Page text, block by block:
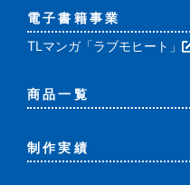
電子書籍事業
TLマンガ「ラブモヒート」
商品一覧
制作実績